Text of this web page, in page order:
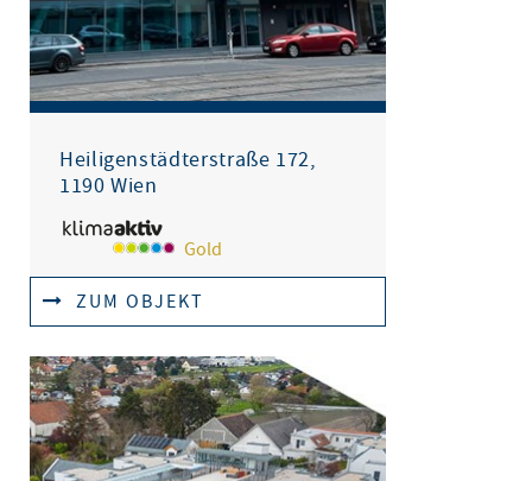
Heiligenstädterstraße 172,
1190 Wien
Gold
ZUM OBJEKT